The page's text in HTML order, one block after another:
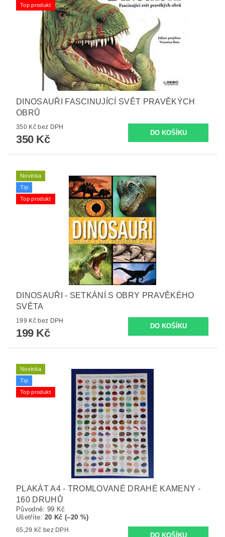
Top produkt
DINOSAUŘI FASCINUJÍCÍ SVĚT PRAVĚKÝCH
OBRŮ
350 Kč bez DPH
350 Kč
Novinka
Tip
Top produkt
DINOSAUŘI - SETKÁNÍ S OBRY PRAVĚKÉHO
SVĚTA
199 Kč bez DPH
199 Kč
Novinka
Tip
Top produkt
PLAKÁT A4 - TROMLOVANÉ DRAHÉ KAMENY -
160 DRUHŮ
Původně: 99 Kč
Ušetříte:20 Kč (–20 %)
65,29 Kč bez DPH